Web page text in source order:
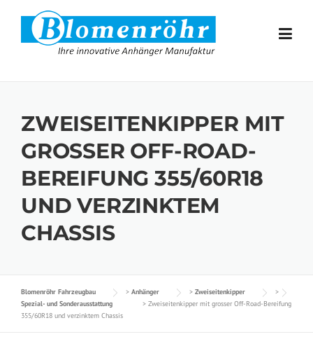
Skip to content
ZWEISEITENKIPPER MIT
GROSSER OFF-ROAD-
BEREIFUNG 355/60R18
UND VERZINKTEM
CHASSIS
Blomenröhr Fahrzeugbau > Anhänger > Zweiseitenkipper
>
Spezial- und Sonderausstattung
> Zweiseitenkipper mit grosser Off-Road-Bereifung
355/60R18 und verzinktem Chassis